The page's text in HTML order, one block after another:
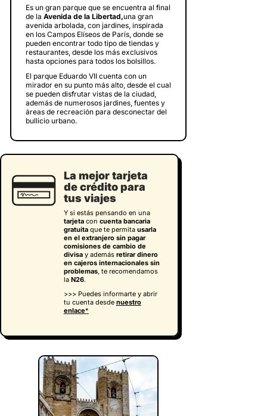
Es un gran parque que se encuentra al final
de la Avenida de la Libertad,una gran
avenida arbolada, con jardines, inspirada
en los Campos Elíseos de París, donde se
pueden encontrar todo tipo de tiendas y
restaurantes, desde los más exclusivos
hasta opciones para todos los bolsillos.
El parque Eduardo VII cuenta con un
mirador en su punto más alto, desde el cual
se pueden disfrutar vistas de la ciudad,
además de numerosos jardines, fuentes y
áreas de recreación para desconectar del
bullicio urbano.
La mejor tarjeta
de crédito para
tus viajes
Y si estás pensando en una
tarjetacon cuenta bancaria
gratuitaque te permita usarla
en el extranjero sin pagar
comisiones de cambio de
divisay además retirar dinero
en cajeros internacionales sin
problemas, te recomendamos
la N26.
>>> Puedes informarte y abrir
tu cuenta desde nuestro
enlace*